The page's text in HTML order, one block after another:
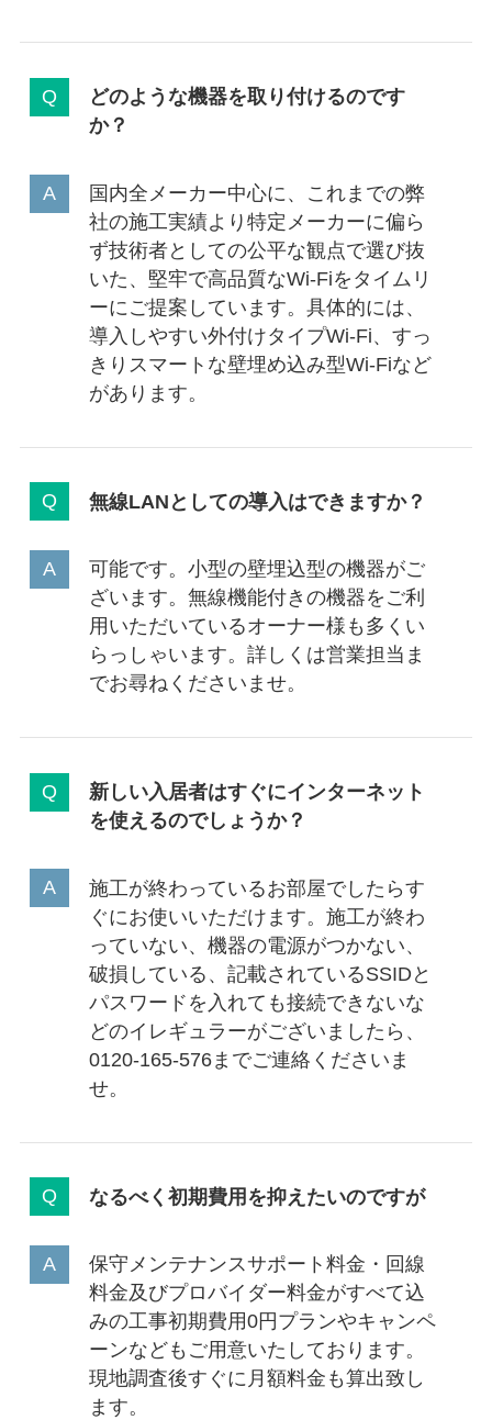
どのような機器を取り付けるのです
か？
国内全メーカー中心に、これまでの弊
社の施工実績より特定メーカーに偏ら
ず技術者としての公平な観点で選び抜
いた、堅牢で高品質なWi-Fiをタイムリ
ーにご提案しています。具体的には、
導入しやすい外付けタイプWi-Fi、すっ
きりスマートな壁埋め込み型Wi-Fiなど
があります。
無線LANとしての導入はできますか？
可能です。小型の壁埋込型の機器がご
ざいます。無線機能付きの機器をご利
用いただいているオーナー様も多くい
らっしゃいます。詳しくは営業担当ま
でお尋ねくださいませ。
新しい入居者はすぐにインターネット
を使えるのでしょうか？
施工が終わっているお部屋でしたらす
ぐにお使いいただけます。施工が終わ
っていない、機器の電源がつかない、
破損している、記載されているSSIDと
パスワードを入れても接続できないな
どのイレギュラーがございましたら、
0120-165-576までご連絡くださいま
せ。
なるべく初期費用を抑えたいのですが
保守メンテナンスサポート料金・回線
料金及びプロバイダー料金がすべて込
みの工事初期費用0円プランやキャンペ
ーンなどもご用意いたしております。
現地調査後すぐに月額料金も算出致し
ます。